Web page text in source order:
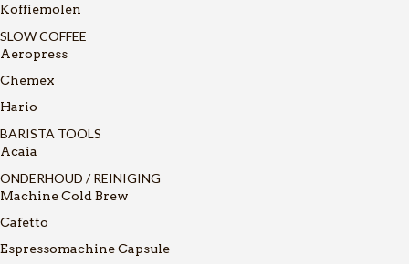
Koffiemolen
SLOW COFFEE
Aeropress
Chemex
Hario
BARISTA TOOLS
Acaia
ONDERHOUD / REINIGING
Machine Cold Brew
Cafetto
Espressomachine Capsule